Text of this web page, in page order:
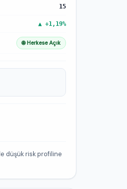
15
▲ +1,19%
🌐 Herkese Açık
düşük risk profiline